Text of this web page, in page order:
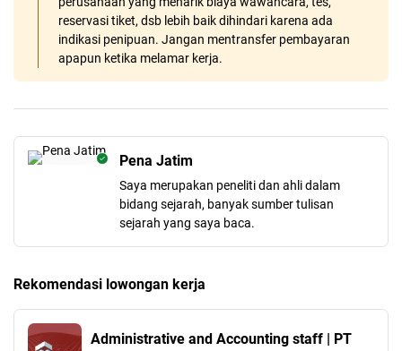
reservasi tiket, dsb lebih baik dihindari karena ada
indikasi penipuan. Jangan mentransfer pembayaran
apapun ketika melamar kerja.
Pena Jatim
Saya merupakan peneliti dan ahli dalam
bidang sejarah, banyak sumber tulisan
sejarah yang saya baca.
Rekomendasi lowongan kerja
Administrative and Accounting staff | PT